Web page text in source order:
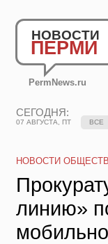
НОВОСТИ
ПЕРМИ
PermNews.ru
СЕГОДНЯ:
07 АВГУСТА, ПТ ВСЕ
НОВОСТИ
линию»